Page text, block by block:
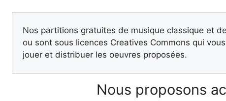
Nos partitions gratuites de musique classique et
ou sont sous licences Creatives Commons qui
jouer et distribuer les oeuvres proposées.
Nous proposons